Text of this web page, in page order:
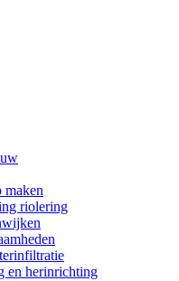
riolering
en herinrichting